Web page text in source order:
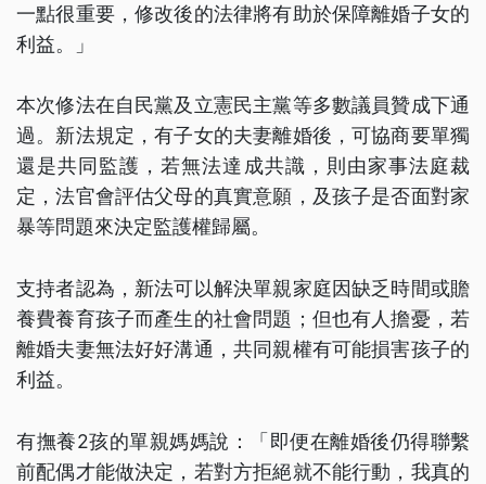
一點很重要，修改後的法律將有助於保障離婚子女的
利益。」
本次修法在自民黨及立憲民主黨等多數議員贊成下通
過。新法規定，有子女的夫妻離婚後，可協商要單獨
還是共同監護，若無法達成共識，則由家事法庭裁
定，法官會評估父母的真實意願，及孩子是否面對家
暴等問題來決定監護權歸屬。
支持者認為，新法可以解決單親家庭因缺乏時間或贍
養費養育孩子而產生的社會問題；但也有人擔憂，若
離婚夫妻無法好好溝通，共同親權有可能損害孩子的
利益。
有撫養2孩的單親媽媽說：「即便在離婚後仍得聯繫
前配偶才能做決定，若對方拒絕就不能行動，我真的